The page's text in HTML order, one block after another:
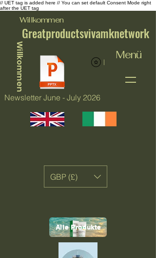
// UET tag is added here // You can set default Consent Mode right
after the UET tag
Willkommen
Newsletter June - July 2026
Greatproductsvivamknetwork
Menü
Willkommen
GBP (£)
Alle Produkte